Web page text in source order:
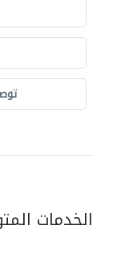
الخدمات